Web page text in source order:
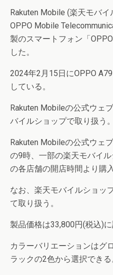
Rakuten Mobile (楽天モバイ
OPPO Mobile
製のスマートフォン「
した。
2024年2月15日にOPPO
している。
Rakuten Mobileの公式ウェ
バイルショップで取り扱う。
Rakuten Mobileの公式ウェ
の9時、一部の楽天モバイ
の各店舗の開店時間より購
なお、楽天モバイルショッ
て取り扱う。
製品価格は33,800円(税込)に
カラーバリエーションはグ
ラックの2色から選択できる